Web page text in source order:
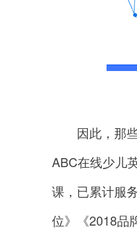
因此，那些
ABC在线少儿
课，已累计服
位》《2018品